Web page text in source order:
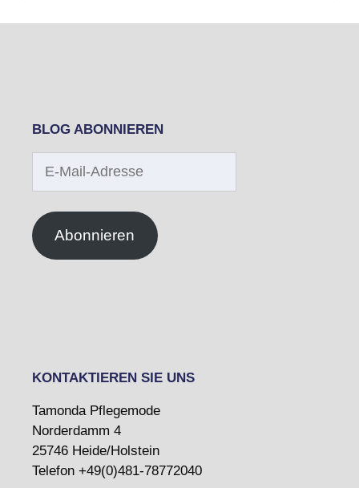
BLOG ABONNIEREN
Mail-
Abonnieren
KONTAKTIEREN SIE UNS
Tamonda Pflegemode
Norderdamm 4
25746 Heide/Holstein
Telefon +49(0)481-78772040